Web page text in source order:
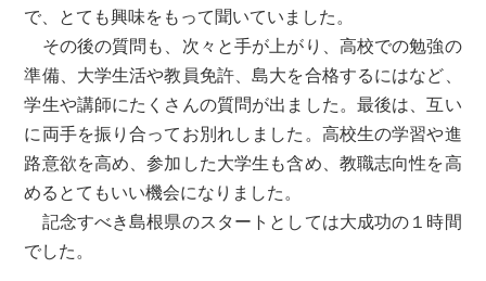
で、とても興味をもって聞いていました。
その後の質問も、次々と手が上がり、高校での勉強の
準備、大学生活や教員免許、島大を合格するにはなど、
学生や講師にたくさんの質問が出ました。最後は、互い
に両手を振り合ってお別れしました。高校生の学習や進
路意欲を高め、参加した大学生も含め、教職志向性を高
めるとてもいい機会になりました。
記念すべき島根県のスタートとしては大成功の１時間
でした。